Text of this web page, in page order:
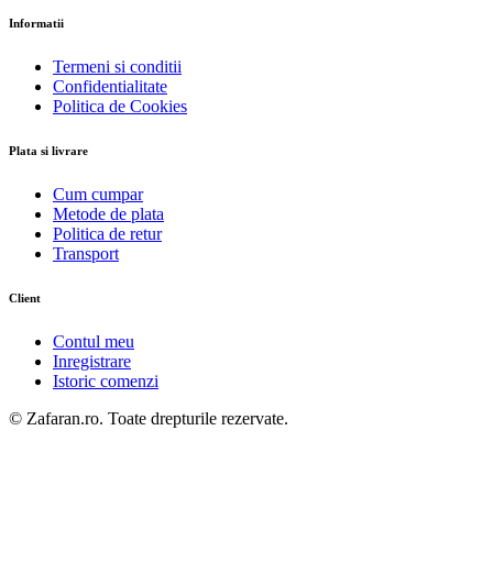
Informatii
Termeni si conditii
Confidentialitate
Politica de Cookies
Plata si livrare
Cum cumpar
Metode de plata
Politica de retur
Transport
Client
Contul meu
Inregistrare
Istoric comenzi
© Zafaran.ro. Toate drepturile rezervate.